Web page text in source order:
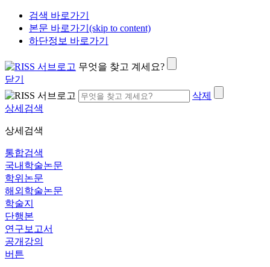
검색 바로가기
본문 바로가기(skip to content)
하단정보 바로가기
무엇을 찾고 계세요?
닫기
삭제
상세검색
상세검색
통합검색
국내학술논문
학위논문
해외학술논문
학술지
단행본
연구보고서
공개강의
버튼